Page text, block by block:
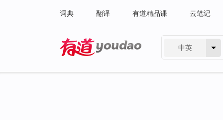
词典 翻译 有道精品课 云笔记
中英